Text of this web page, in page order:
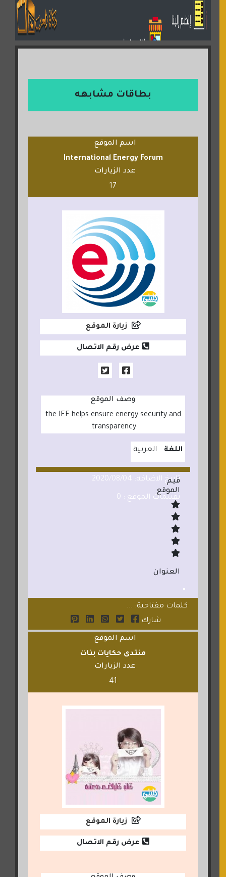
بطاقات مشابهه
اسم الموقع
International Energy Forum
عدد الزيارات
17
زيارة الموقع
عرض رقم الاتصال
وصف الموقع
the IEF helps ensure energy security and
transparency.
اللغة العربية
تاريخ الاضافة: 2020/08/04
تقييمات الموقع : 0
قيم
الموقع
العنوان
كلمات مفتاحية: ...
شارك
اسم الموقع
منتدى حكايات بنات
عدد الزيارات
41
زيارة الموقع
عرض رقم الاتصال